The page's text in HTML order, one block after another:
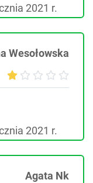
2021 r.
Wesołowska
2021 r.
Agata Nk